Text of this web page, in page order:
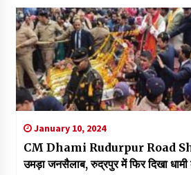
January 10, 2024
CM Dhami Rudurpur Road
उमड़ा जनसैलाब, रुद्रपुर में फिर दिखा